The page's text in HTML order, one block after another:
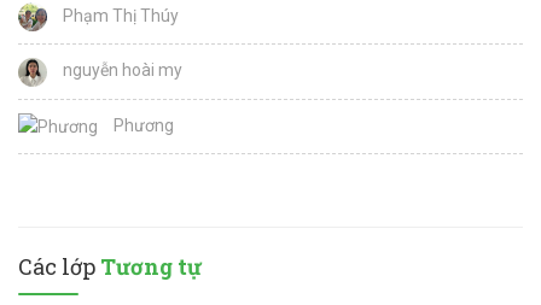
Phạm Thị Thúy
nguyễn hoài my
Phương
Các lớp Tương tự